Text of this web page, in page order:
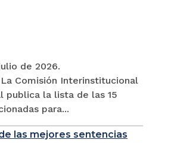
de 2026.
Comisión Interinstitucional
publica la lista de las 15
para...
las mejores sentencias